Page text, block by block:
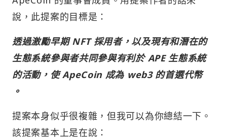
說，此提案的目標是：
透過激勵早期 NFT 採用者，以及現有和潛在的
生態系統參與者共同參與有利於 APE 生態系統
的活動，使 ApeCoin 成為 web3 的首選代幣
。
提案本身似乎很複雜，但我可以為你總結一下。
該提案基本上是在說：